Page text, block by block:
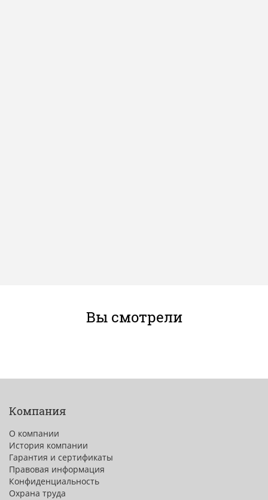
Вы смотрели
Компания
О компании
История компании
Гарантия и сертификаты
Правовая информация
Конфиденциальность
Охрана труда